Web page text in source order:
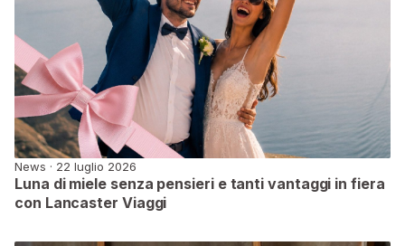
News · 22 luglio 2026
Luna di miele senza pensieri e tanti vantaggi in fiera
con Lancaster Viaggi